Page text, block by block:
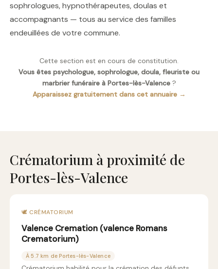
sophrologues, hypnothérapeutes, doulas et
accompagnants — tous au service des familles
endeuillées de votre commune.
Cette section est en cours de constitution.
Vous êtes psychologue, sophrologue, doula, fleuriste ou
marbrier funéraire à Portes-lès-Valence?
Apparaissez gratuitement dans cet annuaire →
Crématorium à proximité de
Portes-lès-Valence
🕊️ CRÉMATORIUM
Valence Cremation (valence Romans
Crematorium)
À 5.7 km de Portes-lès-Valence